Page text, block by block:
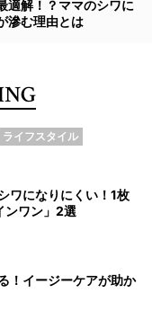
適解！？ママのシワに
滲む理由とは
ライフスタイル
ワになりにくい！1枚
ンワン」2選
！イージーケアが助か